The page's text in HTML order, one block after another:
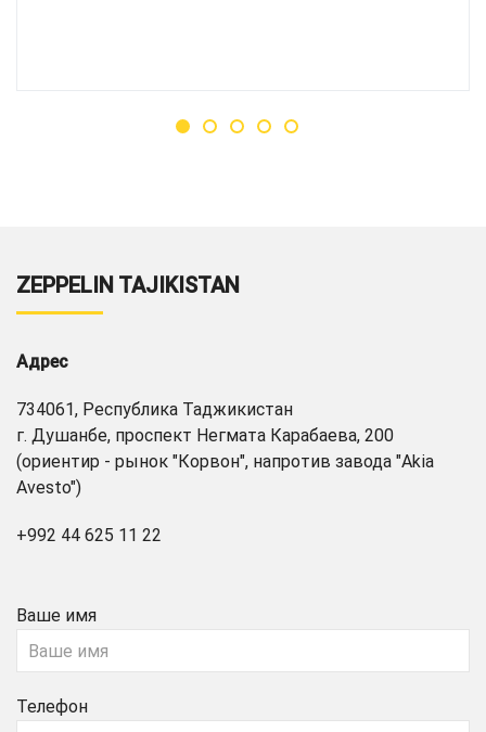
ZEPPELIN TAJIKISTAN
Адрес
734061, Республика Таджикистан
г. Душанбе, проспект Негмата Карабаева, 200
(ориентир - рынок "Корвон", напротив завода "Akia
Avesto")
+992 44 625 11 22
Ваше имя
Телефон